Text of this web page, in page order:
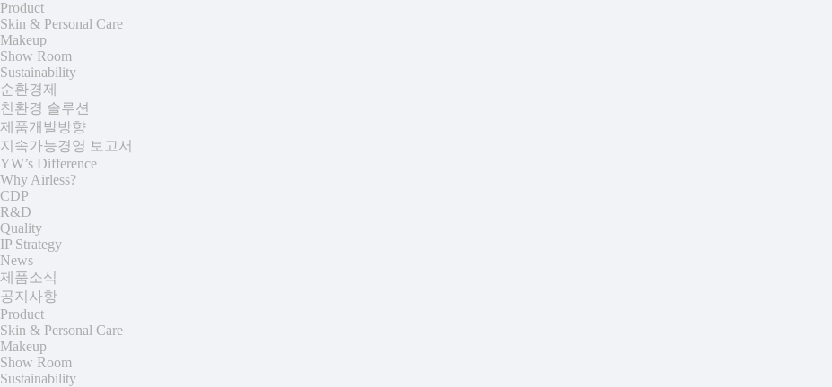
Product
Skin & Personal Care
Makeup
Show Room
Sustainability
순환경제
친환경 솔루션
제품개발방향
지속가능경영 보고서
YW’s Difference
Why Airless?
CDP
R&D
Quality
IP Strategy
News
제품소식
공지사항
Product
Skin & Personal Care
Makeup
Show Room
Sustainability